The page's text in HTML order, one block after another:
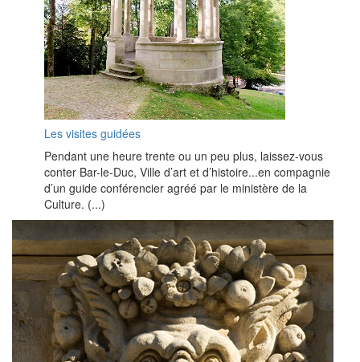
Les visites guidées
Pendant une heure trente ou un peu plus, laissez-vous
conter Bar-le-Duc, Ville d’art et d’histoire...en compagnie
d’un guide conférencier agréé par le ministère de la
Culture. (...)